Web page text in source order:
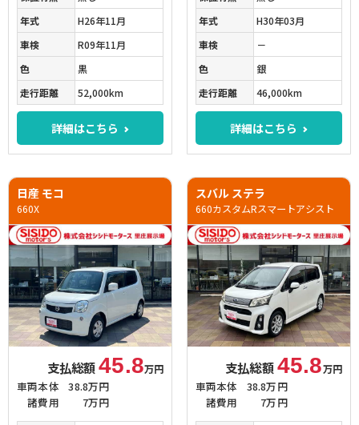
年式
H26年11月
車検
R09年11月
色
黒
走行距離
52,000km
詳細はこちら
年式
H30年03月
車検
－
色
銀
走行距離
46,000km
詳細はこちら
日産 モコ
660X
支払総額45.8万円
車両本体
38.8万円
諸費用
7万円
スバル ステラ
660カスタムRスマートアシスト
支払総額45.8万円
車両本体
38.8万円
諸費用
7万円